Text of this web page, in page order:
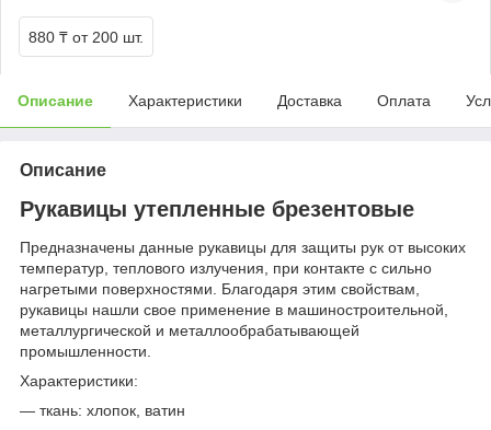
880 ₸ от 200 шт.
Описание Характеристики Доставка Оплата
Описание
Рукавицы утепленные брезентовые
Предназначены данные рукавицы для защиты рук от высоких
температур, теплового излучения, при контакте с сильно
нагретыми поверхностями. Благодаря этим свойствам,
рукавицы нашли свое применение в машиностроительной,
металлургической и металлообрабатывающей
промышленности.
Характеристики:
— ткань: хлопок, ватин